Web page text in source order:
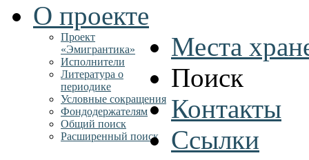
О проекте
Проект
«Эмигрантика»
Исполнители
Литература о
периодике
Условные сокращения
Фондодержателям
Места
Поиск
Общий поиск
Расширенный поиск
Контакты
Ссылки